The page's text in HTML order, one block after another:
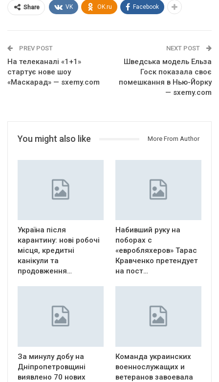
Share VK OK.ru Facebook
PREV POST
На телеканалі «1+1»
стартує нове шоу
«Маскарад» — sxemy.com
NEXT POST
Шведська модель Ельза
Госк показала своє
помешкання в Нью-Йорку
— sxemy.com
You might also like More From Author
Україна після
карантину: нові робочі
місця, кредитні
канікули та
продовження…
Набивший руку на
поборах с
«евробляхеров» Тарас
Кравченко претендует
на пост…
За минулу добу на
Дніпропетровщині
виявлено 70 нових
Команда украинских
военнослужащих и
ветеранов завоевала